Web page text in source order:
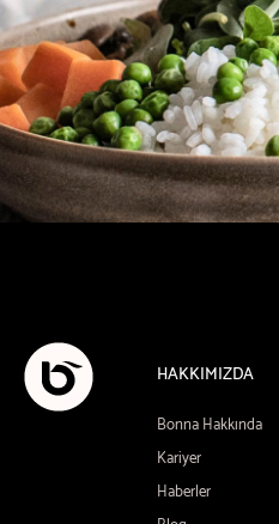
HAKKIMIZDA
Bonna Hakkında
Kariyer
Haberler